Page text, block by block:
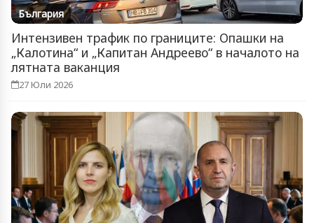
България
Интензивен трафик по границите: Опашки на
„Калотина“ и „Капитан Андреево“ в началото на
лятната ваканция
27 Юли 2026